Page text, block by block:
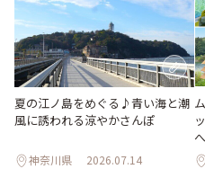
夏の江ノ島をめぐる♪青い海と潮
風に誘われる涼やかさんぽ
神奈川県 2026.07.14